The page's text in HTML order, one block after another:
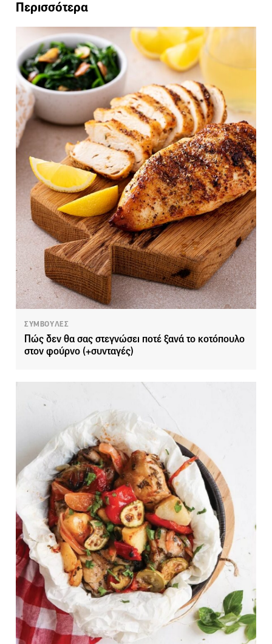
Περισσότερα
ΣΥΜΒΟΥΛΕΣ
Πώς δεν θα σας στεγνώσει ποτέ ξανά το κοτόπουλο
στον φούρνο (+συνταγές)